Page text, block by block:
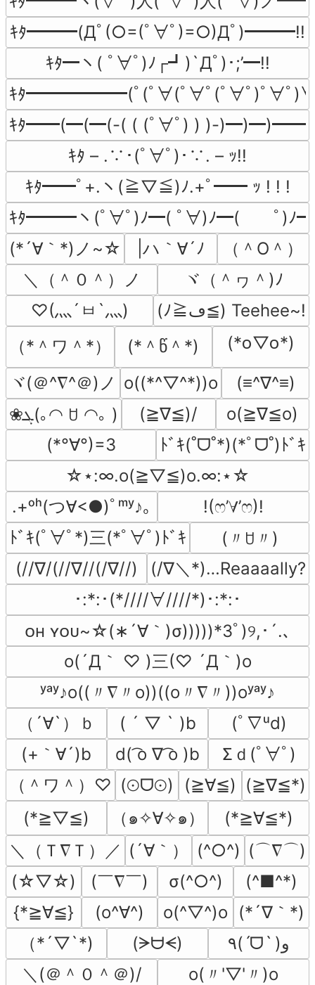
ｷﾀ━━━(Дﾟ(○=(ﾟ∀ﾟ)=○)Дﾟ)━━━!!
ｷﾀ━ヽ( ﾟ∀ﾟ)ﾉ┌┛)`Дﾟ)･;’━!!
ｷﾀ━━━━━━(ﾟ(ﾟ∀(ﾟ∀ﾟ(ﾟ∀ﾟ)ﾟ∀ﾟ
ｷﾀ━━(━(━(-( ( (ﾟ∀ﾟ) ) )-
ｷﾀ – .∵･(ﾟ∀ﾟ)･∵. – ｯ!!
ｷﾀ━━ﾟ+.ヽ(≧▽≦)ﾉ.+ﾟ━━ ｯ ! ! !
ｷﾀ━━━ヽ(ﾟ∀ﾟ)ﾉ━( ﾟ∀)ﾉ━(　　ﾟ)ﾉ━
(*´∀｀*)ノ~☆
|ハ｀∀´ﾉ
（＾O＾）
＼（＾０＾）ノ
ヾ（＾ヮ＾)ﾉ
♡(灬´ㅂ`灬)
(ﾉ≧ڡ≦) Teehee~!
（*＾ワ＾*）
(*＾წ＾*)
(*꧆▽꧆*)
ヾ(＠^∇^＠)ノ o((*^▽^*))o
(≡^∇^≡)
❀ܓ(｡◠ ꇴ ◠｡ )
(≧∇≦)/
o(≧∇≦o)
(*°∀°)=3
ﾄﾞｷ(˚ᗜ˚*)(*ﾟᗜ˚)ﾄﾞｷ
☆⋆:∞.o(≧▽≦)o.∞:⋆☆
.+ᵒʰ(つ∀<●)ﾟᵐʸ♪｡
!(ෆ’∀’ෆ)!
ﾄﾞｷ(ﾟ∀ﾟ*)三(*ﾟ∀ﾟ)ﾄﾞｷ
(〃ꇴ〃)
(//∇/(//∇//(/∇//)
(/∇＼*)…Reaaaally?
･:*:･(*////∀////*)･:*:･
ᴏʜ ʏᴏᴜ~☆(∗´∀｀)σ)))))*3ﾟ)୨,･´.､
o(´Д｀ ♡ )三(♡ ´Д｀)o
ʸᵃʸ♪o((〃∇〃o))((o〃∇〃))oʸᵃʸ♪
（´∀`）ｂ
( ´ ▽ ` )b
(ﾟ∇ᵘd)
(+｀∀´)b
d( ͡o ∇ ͡o )b
Σｄ(ﾟ∀ﾟ)
（＾ワ＾）♡ (⊙ᗜ⊙) (≧∀≦) (≧∇≦*)
(*≧▽≦)
（๑✧∀✧๑）
(*≧∀≦*)
＼（Ｔ∇Ｔ）／ (´∀｀） (^○^) (⌒∇⌒)
(☆▽☆)
(￣∇￣) σ(^○^)
(^■^*)
{*≧∀≦}
(o^∀^) o(^▽^)o
(*´∇｀*)
（*´▽`*)
(ᗒᗨᗕ)
٩(ˊᗜˋ )و
＼(＠＾０＾＠)/
o(〃'▽'〃)o